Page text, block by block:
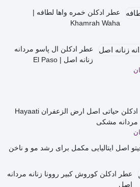
عطر ادکلن خمره واها لطافه |
Khamrah Waha
عطر ادکلن ال پاسو مردانه
زنانه اصل | El Paso
ادکلن حیاتی اصل ارض الزعفران Hayaati
مردانه مشکی
اصل ایتالیایی مکمل برای رشد مو و ناخن
عطر ادکلن کوروش کبیر روونا زنانه مردانه
اصل